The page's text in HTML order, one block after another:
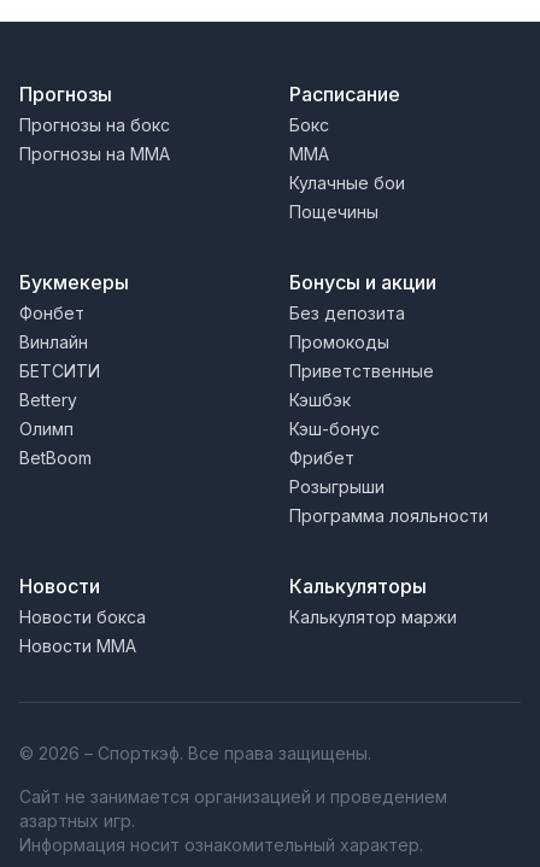
Прогнозы
Прогнозы на бокс
Прогнозы на MMA
Расписание
Бокс
MMA
Кулачные бои
Пощечины
Букмекеры
Фонбет
Винлайн
БЕТСИТИ
Bettery
Олимп
BetBoom
Бонусы и акции
Без депозита
Промокоды
Приветственные
Кэшбэк
Кэш-бонус
Фрибет
Розыгрыши
Программа лояльности
Новости
Новости бокса
Новости MMA
Калькуляторы
Калькулятор маржи
© 2026 – Спорткэф. Все права защищены.
Сайт не занимается организацией и проведением
азартных игр.
Информация носит ознакомительный характер.